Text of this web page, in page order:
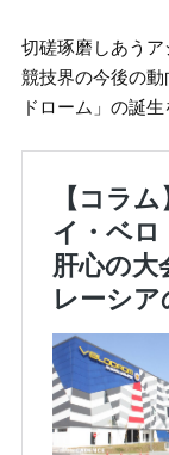
切磋琢磨しあう
競技界の今後の
ドローム」の誕